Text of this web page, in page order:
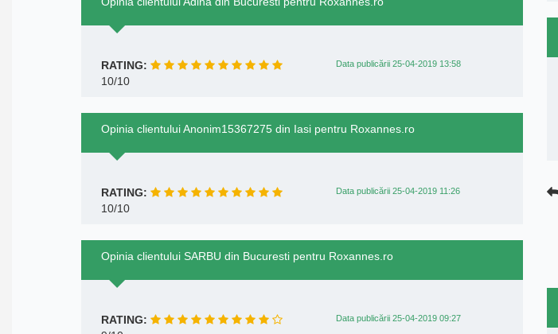
RATING: Data publicării 25-04-2019 13:58
10/10
Opinia clientului Anonim15367275 din Iasi pentru Roxannes.ro
RATING: Data publicării 25-04-2019 11:26
10/10
Opinia clientului SARBU din Bucuresti pentru Roxannes.ro
RATING: Data publicării 25-04-2019 09:27